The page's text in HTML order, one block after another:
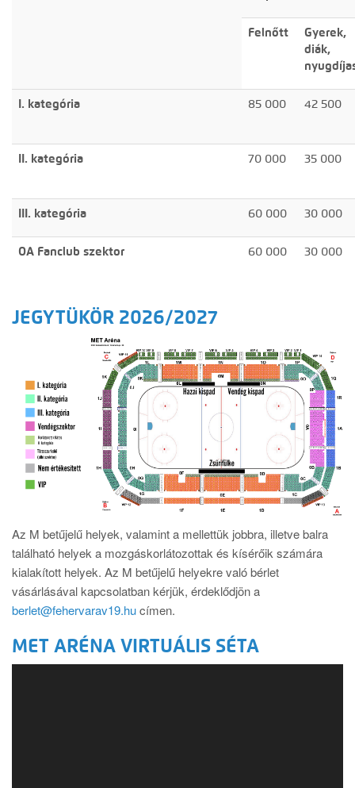
Felnőtt
Gyerek,
diák,
I. kategória 85 000 42 500
II. kategória 70 000 35 000
III. kategória 60 000 30 000
OA Fanclub szektor 60 000 30 000
JEGYTÜKÖR 2026/2027
Az M betűjelű helyek, valamint a mellettük jobbra, illetve balra
található helyek a mozgáskorlátozottak és kísérőik számára
kialakított helyek. Az M betűjelű helyekre való bérlet
vásárlásával kapcsolatban kérjük, érdeklődjön a
berlet@fehervarav19.hucímen.
MET ARÉNA VIRTUÁLIS SÉTA